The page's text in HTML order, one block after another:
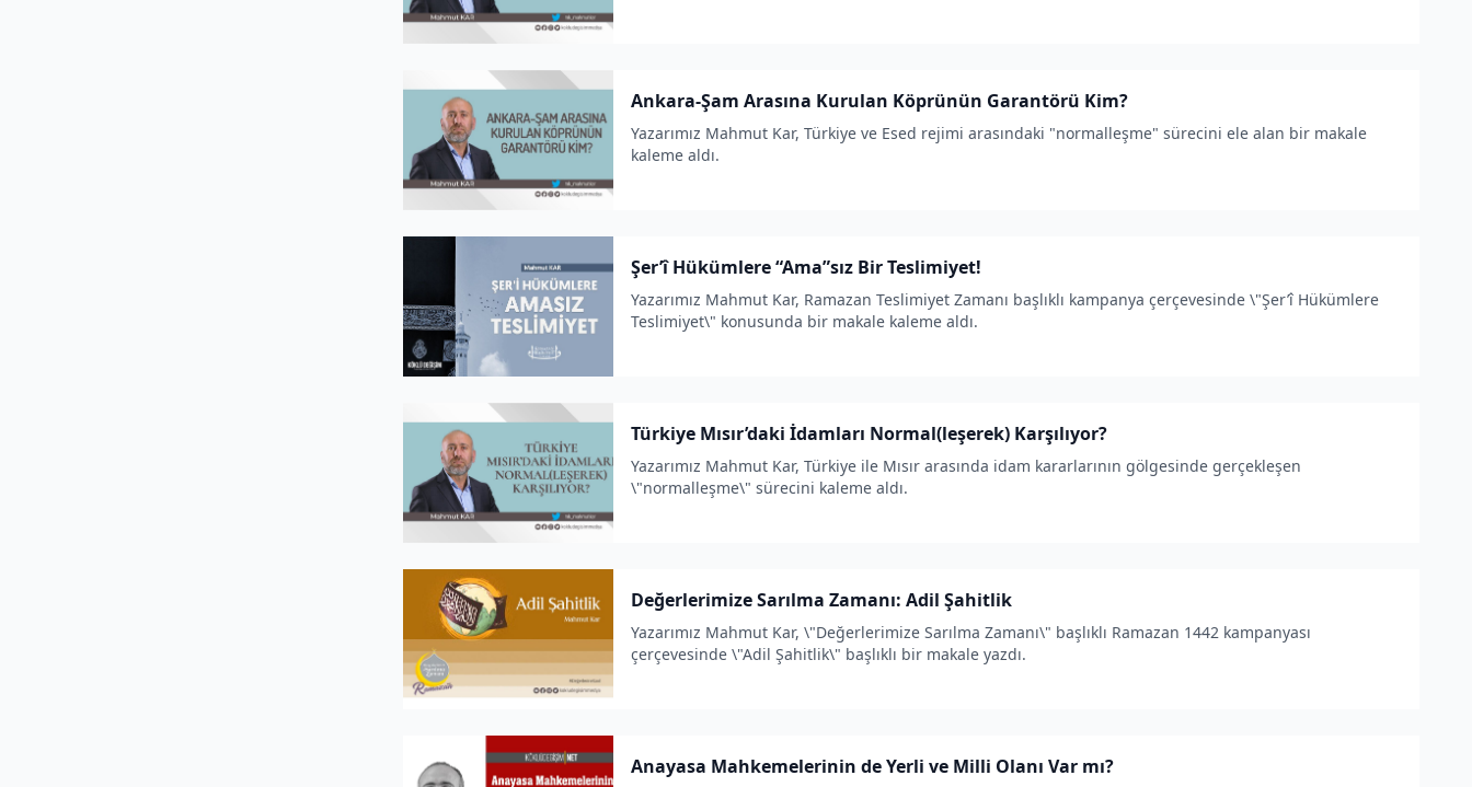
Ankara-Şam Arasına Kurulan Köprünün Garantörü Kim?
Yazarımız Mahmut Kar, Türkiye ve Esed rejimi arasındaki "normalleşme" sürecini ele alan bir makale
kaleme aldı.
Şer’î Hükümlere “Ama”sız Bir Teslimiyet!
Yazarımız Mahmut Kar, Ramazan Teslimiyet Zamanı başlıklı kampanya çerçevesinde \"Şer’î Hükümlere
Teslimiyet\" konusunda bir makale kaleme aldı.
Türkiye Mısır’daki İdamları Normal(leşerek) Karşılıyor?
Yazarımız Mahmut Kar, Türkiye ile Mısır arasında idam kararlarının gölgesinde gerçekleşen
\"normalleşme\" sürecini kaleme aldı.
Değerlerimize Sarılma Zamanı: Adil Şahitlik
Yazarımız Mahmut Kar, \"Değerlerimize Sarılma Zamanı\" başlıklı Ramazan 1442 kampanyası
çerçevesinde \"Adil Şahitlik\" başlıklı bir makale yazdı.
Anayasa Mahkemelerinin de Yerli ve Milli Olanı Var mı?